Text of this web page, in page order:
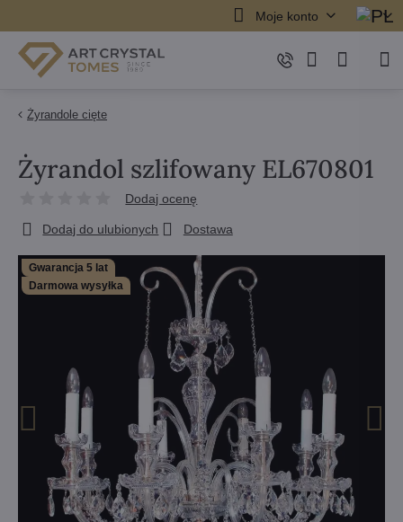
Moje konto
Żyrandole cięte
Gwarancja 5 lat
Darmowa wysyłka
Żyrandol szlifowany EL670801
Dodaj ocenę
Dodaj do ulubionych Dostawa